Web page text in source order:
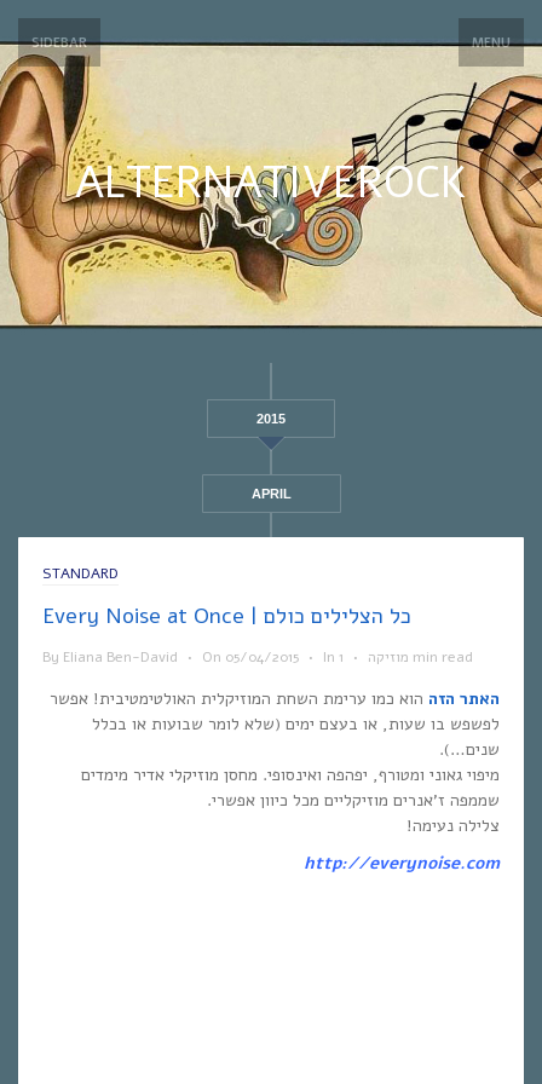
SIDEBAR MENU
ALTERNATIVEROCK
2015
APRIL
STANDARD
Every Noise at Once | כל הצלילים כולם
By Eliana Ben-David • On 05/04/2015 • In מוזיקה • 1 min read
האתר הזה הוא כמו ערימת השחת המוזיקלית האולטימטיבית! אפשר
לפשפש בו שעות, או בעצם ימים (שלא לומר שבועות או בכלל
שנים…).
מיפוי גאוני ומטורף, יפהפה ואינסופי. מחסן מוזיקלי אדיר מימדים
שממפה ז’אנרים מוזיקליים מכל כיוון אפשרי.
צלילה נעימה!
http://everynoise.com